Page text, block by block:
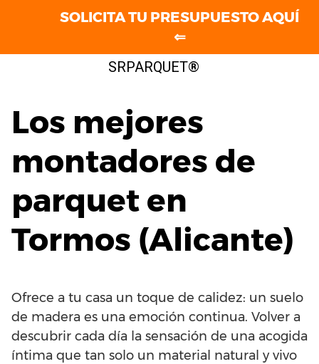
SRPARQUET®
Los mejores
montadores de
parquet en
Tormos (Alicante)
Ofrece a tu casa un toque de calidez: un suelo
de madera es una emoción continua. Volver a
descubrir cada día la sensación de una acogida
íntima que tan solo un material natural y vivo
SOLICITA TU PRESUPUESTO AQUÍ
⇐